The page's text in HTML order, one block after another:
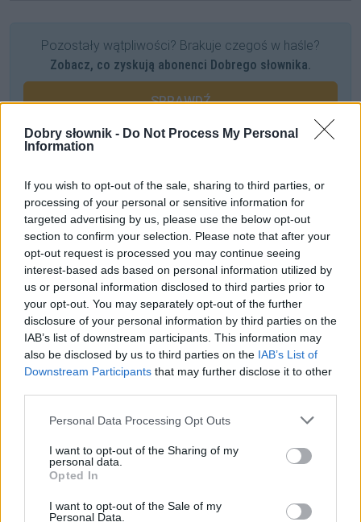
Dobry słownik - Do Not Process My Personal
Information
If you wish to opt-out of the sale, sharing to third parties, or
processing of your personal or sensitive information for
targeted advertising by us, please use the below opt-out
section to confirm your selection. Please note that after your
opt-out request is processed you may continue seeing
interest-based ads based on personal information utilized by
us or personal information disclosed to third parties prior to
your opt-out. You may separately opt-out of the further
disclosure of your personal information by third parties on the
IAB’s list of downstream participants. This information may
also be disclosed by us to third parties on the IAB’s List of
Downstream Participants that may further disclose it to other
Please note that this website/app uses one or more Google
not limited to your visit or usage behaviour. You may click to
grant or deny consent to Google and its third-party tags to
use your data for below specified purposes in below Google
consent section.
Personal Data Processing Opt Outs
I want to opt-out of the Sharing of my
personal data.
Opted In
I want to opt-out of the Sale of my
Personal Data.
Pozostały wątpliwości? Brakuje czegoś w haśle?
Zobacz, co zyskują abonenci Dobrego słownika.
SPRAWDŹ
Kawałek batonaczybatonu,zjeść batonczyzjeść batona
Jaki zaimek, przymiotnik i czasownik
Słownikowe bzdury na tematAIDS
Ciekawostki
bajońskie sumy— Pochodzenie wyrażeniabajońskie sumy
event— Dawniej, panie, to dopiero byłyewenta!
bieszczadnik— Nie miał szczęścia do słowników
Mogą Cię zainteresować również hasła